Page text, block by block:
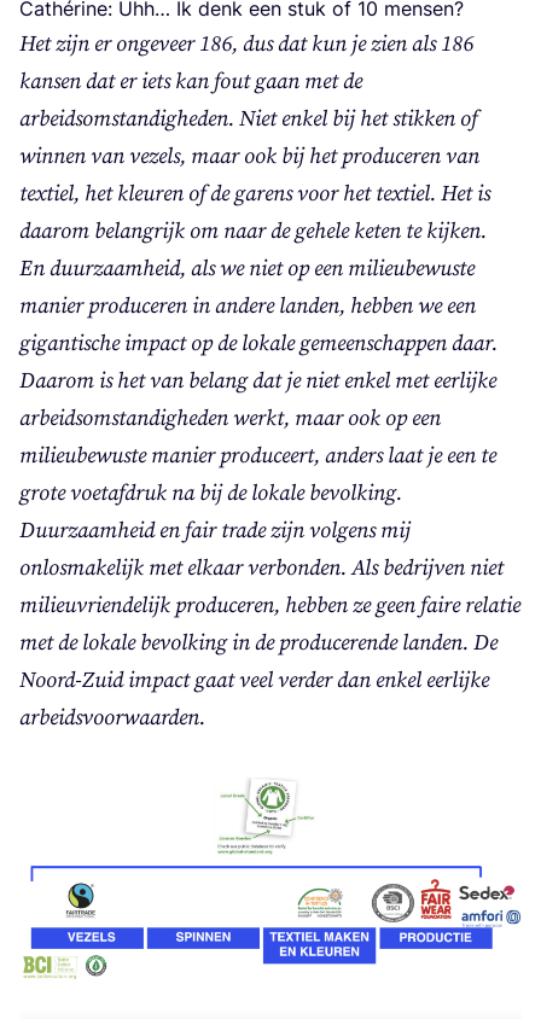
Cathé­ri­ne: Uhh… Ik denk een stuk of 10 mensen?
Het zijn er onge­veer186, dus dat kun je zien als186
kan­sen dat er iets kan fout gaan met de
arbeids­om­stan­dig­he­den. Niet enkel bij het stik­ken of
win­nen van vezels, maar ook bij het pro­du­ce­ren van
tex­tiel, het kleu­ren of de garens voor het tex­tiel. Het is
daar­om belang­rijk om naar de gehe­le keten te kijken.
En duur­zaam­heid, als we niet op een mili­eu­be­wus­te
manier pro­du­ce­ren in ande­re lan­den, heb­ben we een
gigan­ti­sche impact op de loka­le gemeen­schap­pen daar.
Daar­om is het van belang dat je niet enkel met eer­lij­ke
arbeids­om­stan­dig­he­den werkt, maar ook op een
mili­eu­be­wus­te manier pro­du­ceert, anders laat je een te
gro­te voet­af­druk na bij de loka­le bevolking.
Duur­zaam­heid en fair tra­de zijn vol­gens mij
onlos­ma­ke­lijk met elkaar ver­bon­den. Als bedrij­ven niet
mili­eu­vrien­de­lijk pro­du­ce­ren, heb­ben ze geen fai­re rela­tie
met de loka­le bevol­king in de pro­du­ce­ren­de lan­den. De
Noord-Zuid impact gaat veel ver­der dan enkel eer­lij­ke
arbeidsvoorwaarden.